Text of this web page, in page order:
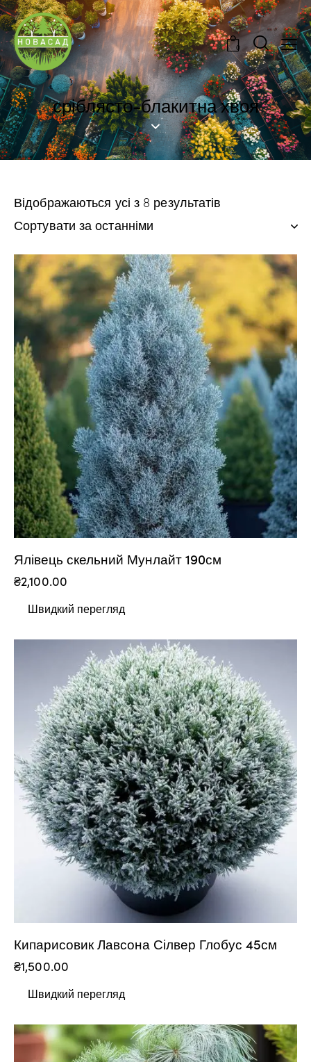
0
сріблясто-блакитна хвоя
Відображаються усі з 8 результатів
Ялівець скельний Мунлайт 190см
₴2,100.00
Швидкий перегляд
Кипарисовик Лавсона Сілвер Глобус 45см
₴1,500.00
Швидкий перегляд